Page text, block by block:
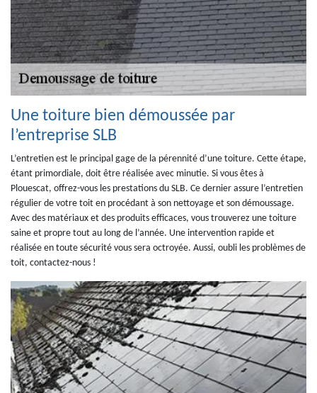
Une toiture bien démoussée par
l’entreprise SLB
L’entretien est le principal gage de la pérennité d’une toiture. Cette étape,
étant primordiale, doit être réalisée avec minutie. Si vous êtes à
Plouescat, offrez-vous les prestations du SLB. Ce dernier assure l’entretien
régulier de votre toit en procédant à son nettoyage et son démoussage.
Avec des matériaux et des produits efficaces, vous trouverez une toiture
saine et propre tout au long de l’année. Une intervention rapide et
réalisée en toute sécurité vous sera octroyée. Aussi, oubli les problèmes de
toit, contactez-nous !